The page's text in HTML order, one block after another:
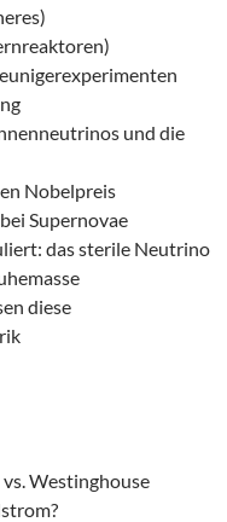
und die
Nobelpreis
Supernovae
das sterile Neutrino
diese
Westinghouse